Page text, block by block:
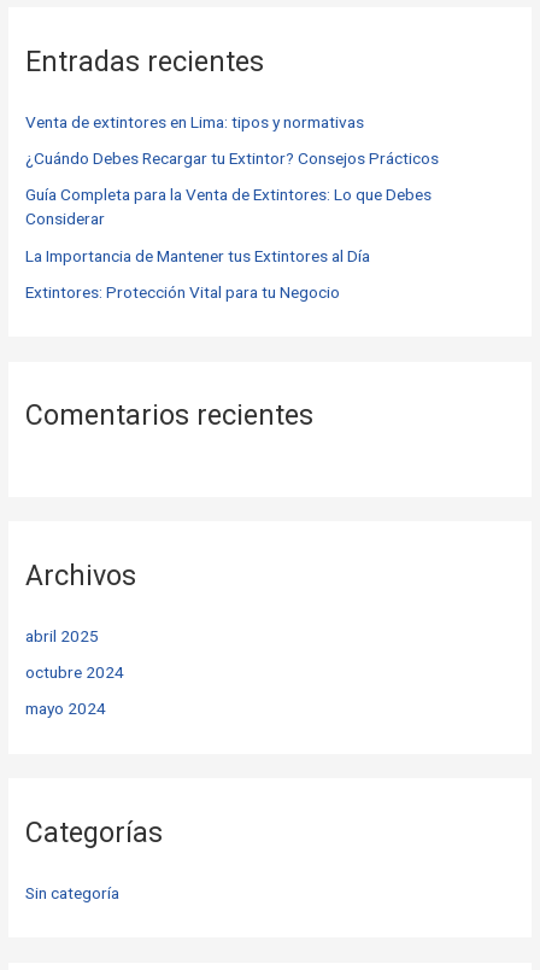
a
p
o
r
:
Entradas recientes
Venta de extintores en Lima: tipos y normativas
¿Cuándo Debes Recargar tu Extintor? Consejos Prácticos
Guía Completa para la Venta de Extintores: Lo que Debes
Considerar
La Importancia de Mantener tus Extintores al Día
Extintores: Protección Vital para tu Negocio
Comentarios recientes
Archivos
abril 2025
octubre 2024
mayo 2024
Categorías
Sin categoría